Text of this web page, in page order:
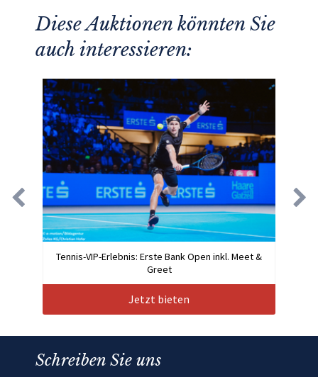
Diese Auktionen könnten Sie
auch interessieren:
Tennis-VIP-Erlebnis: Erste Bank Open inkl. Meet &
Greet
Jetzt bieten
Schreiben Sie uns